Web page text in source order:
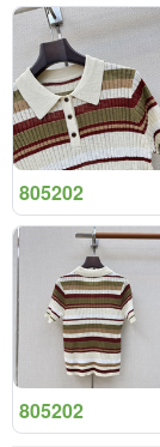
805202
805202